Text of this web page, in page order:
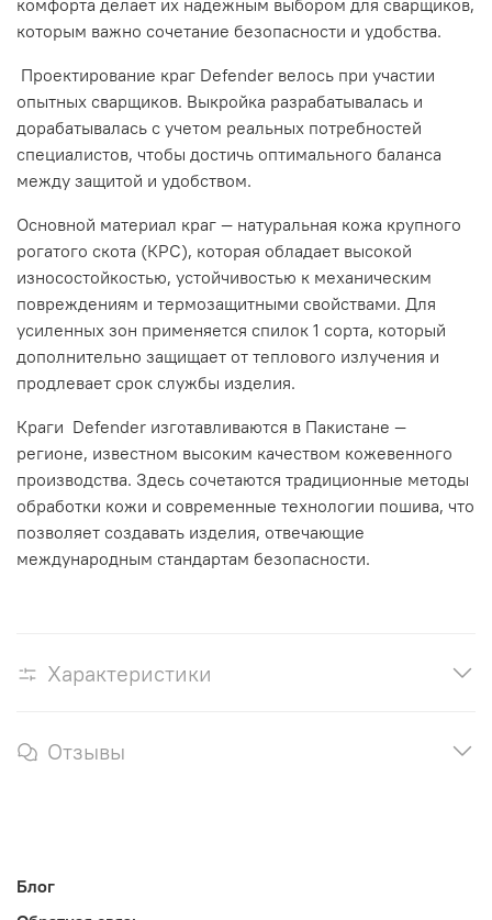
комфорта делает их надежным выбором для сварщиков,
которым важно сочетание безопасности и удобства.
Проектирование краг Defender велось при участии
опытных сварщиков. Выкройка разрабатывалась и
дорабатывалась с учетом реальных потребностей
специалистов, чтобы достичь оптимального баланса
между защитой и удобством.
Основной материал краг — натуральная кожа крупного
рогатого скота (КРС), которая обладает высокой
износостойкостью, устойчивостью к механическим
повреждениям и термозащитными свойствами. Для
усиленных зон применяется спилок 1 сорта, который
дополнительно защищает от теплового излучения и
продлевает срок службы изделия.
Краги Defender изготавливаются в Пакистане —
регионе, известном высоким качеством кожевенного
производства. Здесь сочетаются традиционные методы
обработки кожи и современные технологии пошива, что
позволяет создавать изделия, отвечающие
международным стандартам безопасности.
Характеристики
Отзывы
Блог